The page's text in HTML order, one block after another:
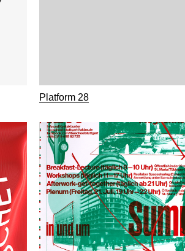
Platform 28